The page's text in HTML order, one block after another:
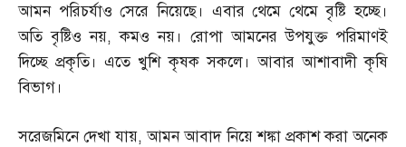
আমন পরিচর্যাও সেরে নিয়েছে। এবার থেমে থেমে বৃষ্টি হচ্ছে।
অতি বৃষ্টিও নয়,কমও নয়। রোপা আমনের উপযুক্ত পরিমাণই
দিচ্ছে প্রকৃতি। এতে খুশি কৃষক সকলে। আবার আশাবাদী কৃষি
বিভাগ।
সরেজমিনে দেখা যায়,আমন আবাদ নিয়ে শঙ্কা প্রকাশ করা অনেক